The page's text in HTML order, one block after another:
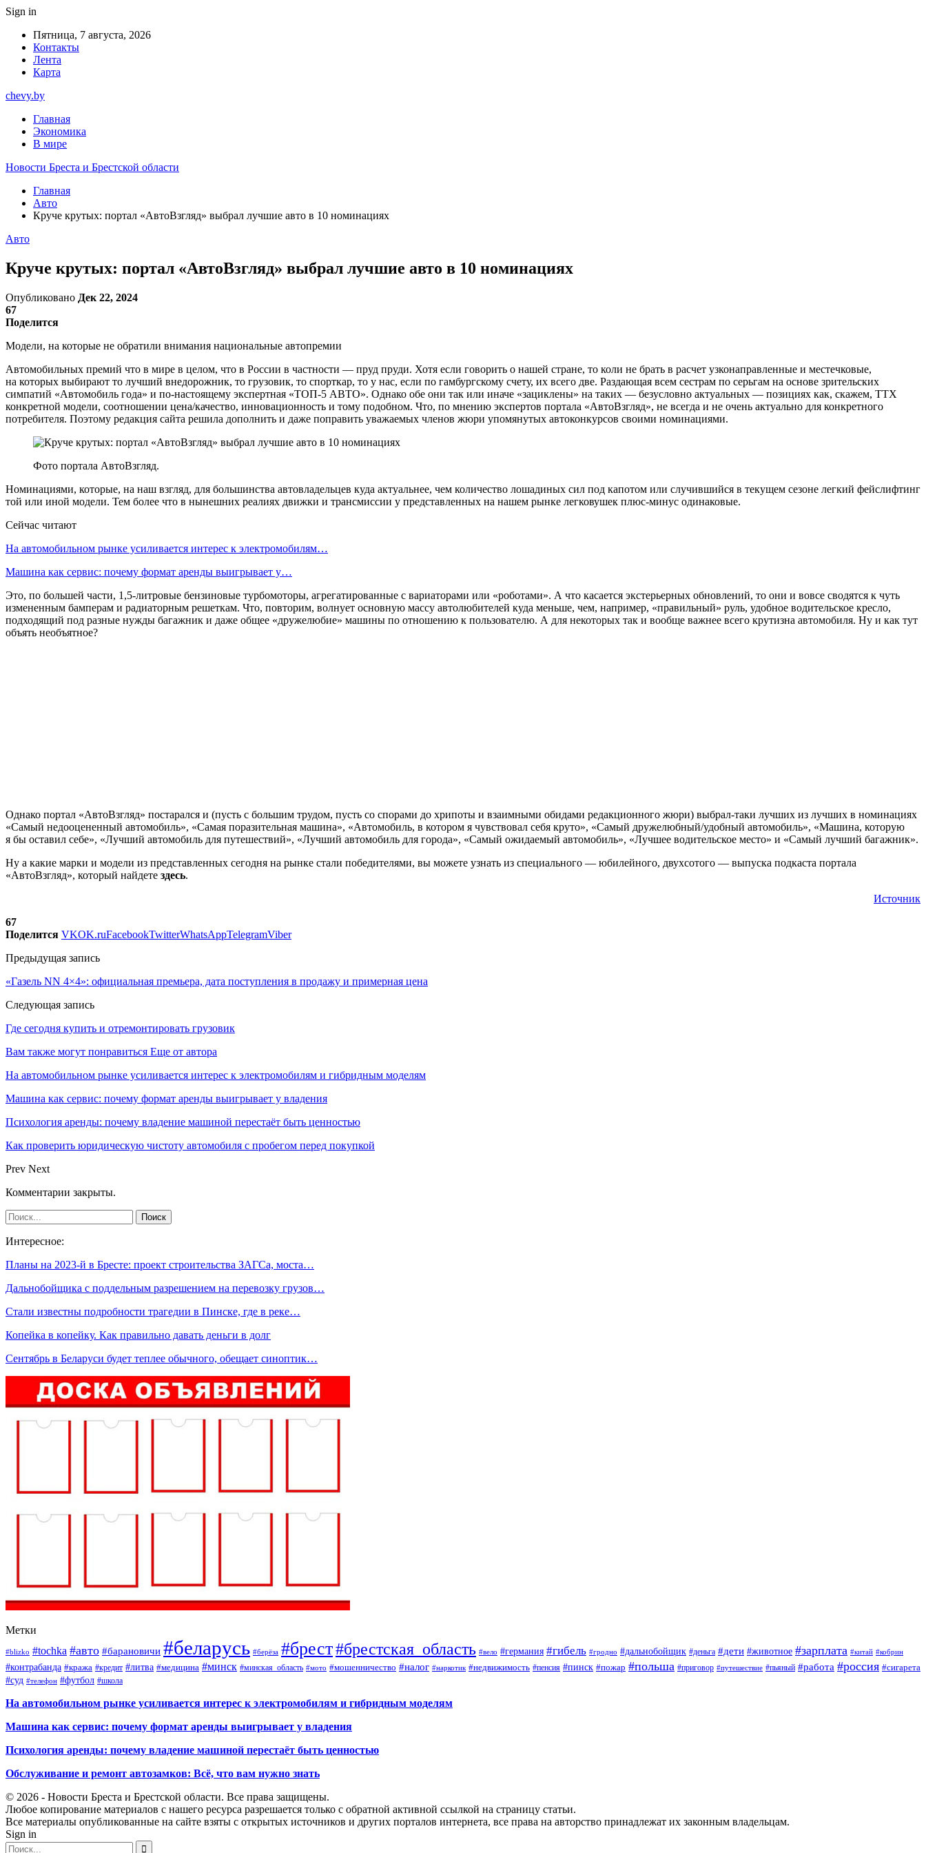
Sign in
Пятница, 7 августа, 2026
Контакты
Лента
Карта
chevy.by
Главная
Экономика
В мире
Новости Бреста и Брестской области
Главная
Авто
Круче крутых: портал «АвтоВзгляд» выбрал лучшие авто в 10 номинациях
Авто
Круче крутых: портал «АвтоВзгляд» выбрал лучшие авто в 10 номинациях
Опубликовано Дек 22, 2024
67
Поделится
Модели, на которые не обратили внимания национальные автопремии
Автомобильных премий что в мире в целом, что в России в частности — пруд пруди. Хотя если говорить о нашей стране, то коли не брать в расчет узконаправленные и местечковые,
на которых выбирают то лучший внедорожник, то грузовик, то спорткар, то у нас, если по гамбургскому счету, их всего две. Раздающая всем сестрам по серьгам на основе зрительских
симпатий «Автомобиль года» и по-настоящему экспертная «ТОП-5 АВТО». Однако обе они так или иначе «зациклены» на таких — безусловно актуальных — позициях как, скажем, ТТХ
конкретной модели, соотношении цена/качество, инновационность и тому подобном. Что, по мнению экспертов портала «АвтоВзгляд», не всегда и не очень актуально для конкретного
потребителя. Поэтому редакция сайта решила дополнить и даже поправить уважаемых членов жюри упомянутых автоконкурсов своими номинациями.
Фото портала АвтоВзгляд.
Номинациями, которые, на наш взгляд, для большинства автовладельцев куда актуальнее, чем количество лошадиных сил под капотом или случившийся в текущем сезоне легкий фейслифтинг
той или иной модели. Тем более что в нынешних реалиях движки и трансмиссии у представленных на нашем рынке легковушек плюс-минус одинаковые.
Сейчас читают
На автомобильном рынке усиливается интерес к электромобилям…
Машина как сервис: почему формат аренды выигрывает у…
Это, по большей части, 1,5-литровые бензиновые турбомоторы, агрегатированные с вариаторами или «роботами». А что касается экстерьерных обновлений, то они и вовсе сводятся к чуть
измененным бамперам и радиаторным решеткам. Что, повторим, волнует основную массу автолюбителей куда меньше, чем, например, «правильный» руль, удобное водительское кресло,
подходящий под разные нужды багажник и даже общее «дружелюбие» машины по отношению к пользователю. А для некоторых так и вообще важнее всего крутизна автомобиля. Ну и как тут
объять необъятное?
Однако портал «АвтоВзгляд» постарался и (пусть с большим трудом, пусть со спорами до хрипоты и взаимными обидами редакционного жюри) выбрал-таки лучших из лучших в номинациях
«Самый недооцененный автомобиль», «Самая поразительная машина», «Автомобиль, в котором я чувствовал себя круто», «Самый дружелюбный/удобный автомобиль», «Машина, которую
я бы оставил себе», «Лучший автомобиль для путешествий», «Лучший автомобиль для города», «Самый ожидаемый автомобиль», «Лучшее водительское место» и «Самый лучший багажник».
Ну а какие марки и модели из представленных сегодня на рынке стали победителями, вы можете узнать из специального — юбилейного, двухсотого — выпуска подкаста портала
«АвтоВзгляд», который найдете здесь.
Источник
67
Поделится VKOK.ruFacebookTwitterWhatsAppTelegramViber
Предыдущая запись
«Газель NN 4×4»: официальная премьера, дата поступления в продажу и примерная цена
Следующая запись
Где сегодня купить и отремонтировать грузовик
Вам также могут понравиться Еще от автора
На автомобильном рынке усиливается интерес к электромобилям и гибридным моделям
Машина как сервис: почему формат аренды выигрывает у владения
Психология аренды: почему владение машиной перестаёт быть ценностью
Как проверить юридическую чистоту автомобиля с пробегом перед покупкой
Prev Next
Комментарии закрыты.
Интересное:
Планы на 2023-й в Бресте: проект строительства ЗАГСа, моста…
Дальнобойщика с поддельным разрешением на перевозку грузов…
Стали известны подробности трагедии в Пинске, где в реке…
Копейка в копейку. Как правильно давать деньги в долг
Сентябрь в Беларуси будет теплее обычного, обещает синоптик…
Метки
#blizko #tochka #авто #барановичи #беларусь #берёза #брест#брестская_область #вело #германия #гибель #гродно #дальнобойщик #деньга #дети #животное #зарплата #китай #кобрин
#контрабанда #кража #кредит #литва #медицина #минск #минская_область #мото #мошенничество #налог #наркотик #недвижимость #пенсия #пинск #пожар #польша #приговор #путешествие #пьяный #работа #россия #сигарета
#суд #телефон #футбол #школа
На автомобильном рынке усиливается интерес к электромобилям и гибридным моделям
Машина как сервис: почему формат аренды выигрывает у владения
Психология аренды: почему владение машиной перестаёт быть ценностью
Обслуживание и ремонт автозамков: Всё, что вам нужно знать
© 2026 - Новости Бреста и Брестской области. Все права защищены.
Любое копирование материалов с нашего ресурса разрешается только с обратной активной ссылкой на страницу статьи.
Все материалы опубликованные на сайте взяты с открытых источников и других порталов интернета, все права на авторство принадлежат их законным владельцам.
Sign in